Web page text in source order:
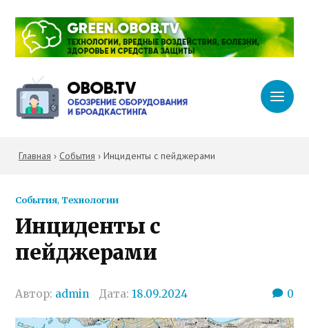
Главная › События › Инциденты с пейджерами
События, Технологии
Инциденты с
пейджерами
Автор: admin Дата:18.09.2024 0